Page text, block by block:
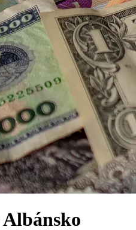
Albánsko